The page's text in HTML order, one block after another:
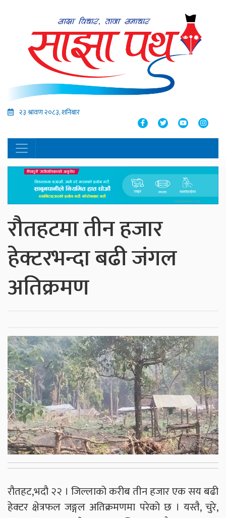
२३ श्रावण २०८३, शनिबार
रौतहटमा तीन हजार
हेक्टरभन्दा बढी जंगल
अतिक्रमण
रौतहट,भदौ २२ । जिल्लाको करीब तीन हजार एक सय बढी
हेक्टर क्षेत्रफल जङ्गल अतिक्रमणमा परेको छ । यस्तै, चुरे,